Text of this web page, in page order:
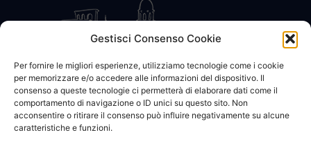
Gestisci Consenso Cookie
Per fornire le migliori esperienze, utilizziamo tecnologie come i cookie
per memorizzare e/o accedere alle informazioni del dispositivo. Il
consenso a queste tecnologie ci permetterà di elaborare dati come il
comportamento di navigazione o ID unici su questo sito. Non
acconsentire o ritirare il consenso può influire negativamente su alcune
caratteristiche e funzioni.
CONTATTACI COOKIE POLICY PRIVACY